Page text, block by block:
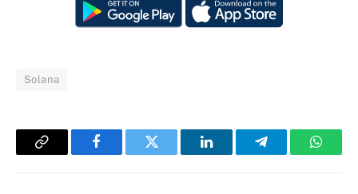
Solana
Copy
FacebookTwitter LinkedInTelegram